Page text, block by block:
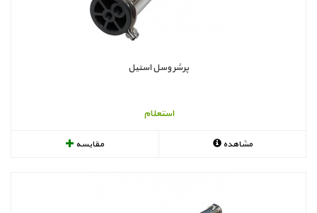
پرشر وسل استیل
استعلام
مقایسه مشاهده